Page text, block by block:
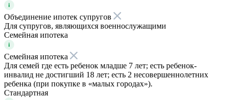
Объединение ипотек супругов
Для супругов, являющихся военнослужащими
Семейная ипотека
Семейная ипотека
Для семей где есть ребенок младше 7 лет; есть ребенок-
инвалид не достигший 18 лет; есть 2 несовершеннолетних
ребенка (при покупке в «малых городах»).
Стандартная